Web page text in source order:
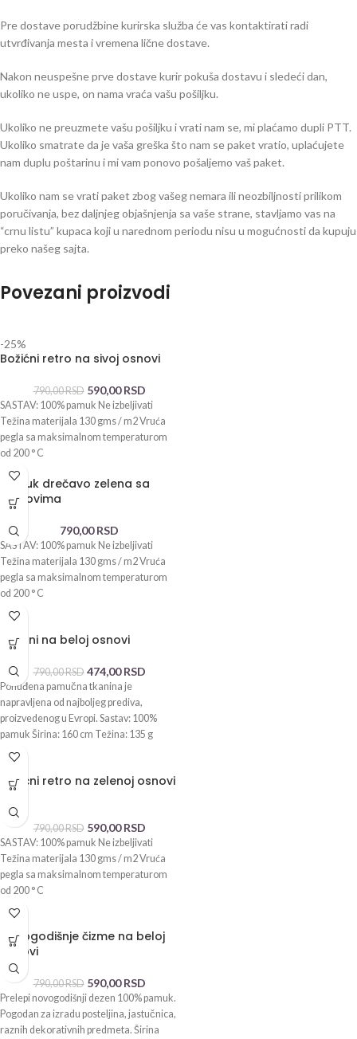
Pre dostave porudžbine kurirska služba će vas kontaktirati radi
utvrđivanja mesta i vremena lične dostave.
Nakon neuspešne prve dostave kurir pokuša dostavu i sledeći dan,
ukoliko ne uspe, on nama vraća vašu pošiljku.
Ukoliko ne preuzmete vašu pošiljku i vrati nam se, mi plaćamo dupli PTT.
Ukoliko smatrate da je vaša greška što nam se paket vratio, uplaćujete
nam duplu poštarinu i mi vam ponovo pošaljemo vaš paket.
Ukoliko nam se vrati paket zbog vašeg nemara ili neozbiljnosti prilikom
poručivanja, bez daljnjeg objašnjenja sa vaše strane, stavljamo vas na
“crnu listu” kupaca koji u narednom periodu nisu u mogućnosti da kupuju
preko našeg sajta.
Povezani proizvodi
-25%
Božićni retro na sivoj osnovi
790,00RSD 590,00RSD
SASTAV: 100% pamuk Ne izbeljivati
Težina materijala 130 gms / m2 Vruća
pegla sa maksimalnom temperaturom
od 200 ° C
Pamuk drečavo zelena sa
cvetovima
790,00RSD
SASTAV: 100% pamuk Ne izbeljivati
Težina materijala 130 gms / m2 Vruća
pegla sa maksimalnom temperaturom
od 200 ° C
-40%
Tukani na beloj osnovi
790,00RSD 474,00RSD
Ponuđena pamučna tkanina je
napravljena od najboljeg prediva,
proizvedenog u Evropi. Sastav: 100%
pamuk Širina: 160 cm Težina: 135 g
-25%
Božićni retro na zelenoj osnovi
NOVI
790,00RSD 590,00RSD
SASTAV: 100% pamuk Ne izbeljivati
Težina materijala 130 gms / m2 Vruća
pegla sa maksimalnom temperaturom
od 200 ° C
-25%
Novogodišnje čizme na beloj
osnovi
790,00RSD 590,00RSD
Prelepi novogodišnji dezen 100% pamuk.
Pogodan za izradu posteljina, jastučnica,
raznih dekorativnih predmeta. Širina